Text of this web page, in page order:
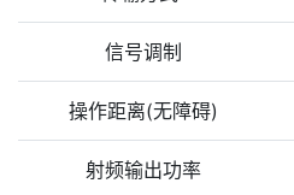
信号调制
操作距离(无障碍)
射频输出功率